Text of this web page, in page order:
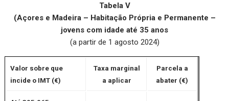
Tabela V
(Açores e Madeira – Habitação Própria e Permanente –
jovens com idade até 35 anos
(a partir de 1 agosto 2024)
Valor sobre que
incide o IMT (€)
Taxa marginal
a aplicar
Parcela a
abater (€)